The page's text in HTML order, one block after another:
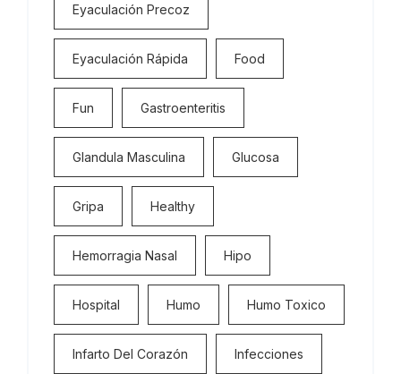
Eyaculación Precoz
Eyaculación Rápida Food
Fun Gastroenteritis
Glandula Masculina Glucosa
Gripa Healthy
Hemorragia Nasal Hipo
Hospital Humo Humo Toxico
Infarto Del Corazón Infecciones